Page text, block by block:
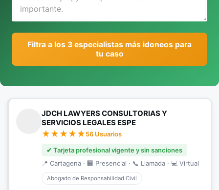
Filtra a los 3 especialistas más idoneos para
tu caso
JDCH LAWYERS CONSULTORIAS Y
SERVICIOS LEGALES ESPE
56 Usuarios
✔ Tarjeta profesional vigente y sin sanciones
📍 Cartagena · 🏢 Presencial · 📞 Llamada · 💻 Virtual
Abogado de Responsabilidad Civil